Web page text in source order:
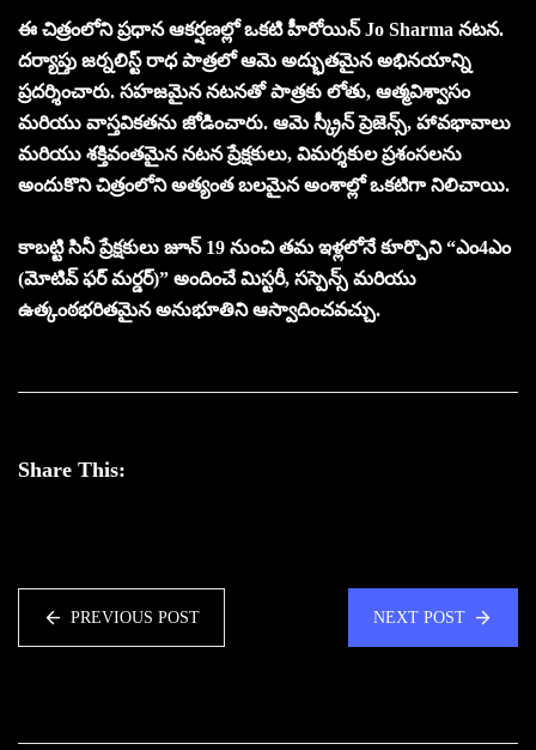
ఈ చిత్రంలోని ప్రధాన ఆకర్షణల్లో ఒకటి హీరోయిన్ Jo Sharma నటన.
దర్యాప్తు జర్నలిస్ట్ రాధ పాత్రలో ఆమె అద్భుతమైన అభినయాన్ని
ప్రదర్శించారు. సహజమైన నటనతో పాత్రకు లోతు, ఆత్మవిశ్వాసం
మరియు వాస్తవికతను జోడించారు. ఆమె స్క్రీన్ ప్రెజెన్స్, హావభావాలు
మరియు శక్తివంతమైన నటన ప్రేక్షకులు, విమర్శకుల ప్రశంసలను
అందుకొని చిత్రంలోని అత్యంత బలమైన అంశాల్లో ఒకటిగా నిలిచాయి.
కాబట్టి సినీ ప్రేక్షకులు జూన్ 19 నుంచి తమ ఇళ్లలోనే కూర్చొని “ఎం4ఎం
(మోటివ్ ఫర్ మర్డర్)” అందించే మిస్టరీ, సస్పెన్స్ మరియు
ఉత్కంఠభరితమైన అనుభూతిని ఆస్వాదించవచ్చు.
Share This:
PREVIOUS POST NEXT POST